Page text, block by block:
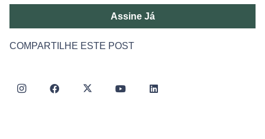
Assine Já
COMPARTILHE ESTE POST